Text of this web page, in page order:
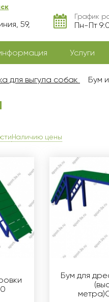
59,
График
Пн-Пт
Услуги
для выгула собак Бум
Наличию цены
Бум для